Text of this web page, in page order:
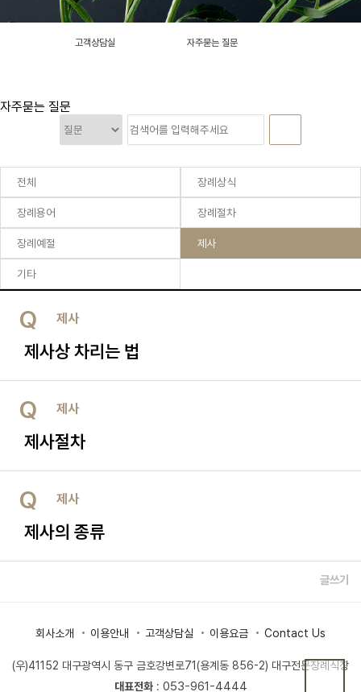
대구전문장례식장고객상담실 자주묻는 질문
자주묻는 질문
전체 장례상식
장례용어 장례절차
장례예절 제사
기타
Q 제사
제사상 차리는 법
Q 제사
제사절차
Q 제사
제사의 종류
글쓰기
회사소개 이용안내 고객상담실 이용요금 Contact Us
(우)41152 대구광역시 동구 금호강변로71(용계동 856-2) 대구전문장례식장
대표전화: 053-961-4444